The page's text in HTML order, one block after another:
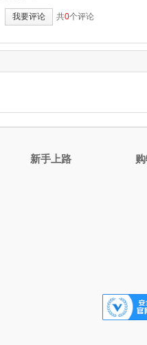
我要评论 共0个评论
新手上路